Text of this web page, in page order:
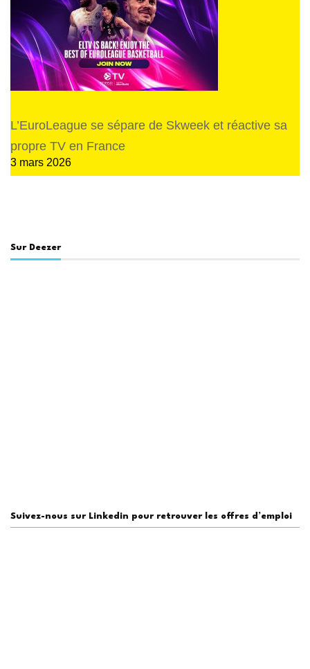
L’EuroLeague se sépare de Skweek et réactive sa
propre TV en France
3 mars 2026
Sur Deezer
Suivez-nous sur Linkedin pour retrouver les offres d’emploi